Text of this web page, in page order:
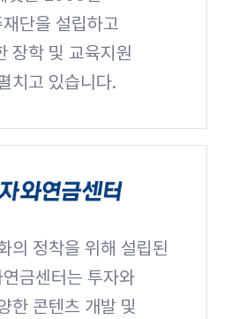
단을 설립하고
장학 및 교육지원
치고 있습니다.
의 정착을 위해 설립된
금센터는 투자와
한 콘텐츠 개발 및